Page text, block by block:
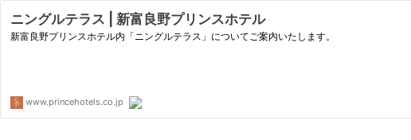
ニングルテラス | 新富良野プリンスホテル
新富良野プリンスホテル内「ニングルテラス」についてご案内いたします。
www.princehotels.co.jp